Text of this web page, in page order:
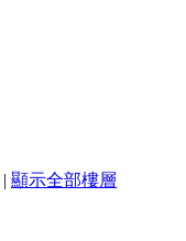
| 顯示全部樓層